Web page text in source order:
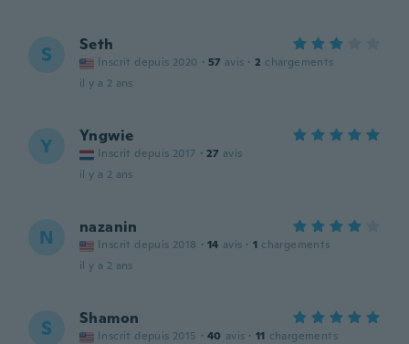
S Seth
Inscrit depuis 2020 · 57 avis · 2 chargements
il y a 2 ans
Y Yngwie
Inscrit depuis 2017 · 27 avis
il y a 2 ans
N nazanin
Inscrit depuis 2018 · 14 avis · 1 chargements
il y a 2 ans
S Shamon
Inscrit depuis 2015 · 40 avis · 11 chargements